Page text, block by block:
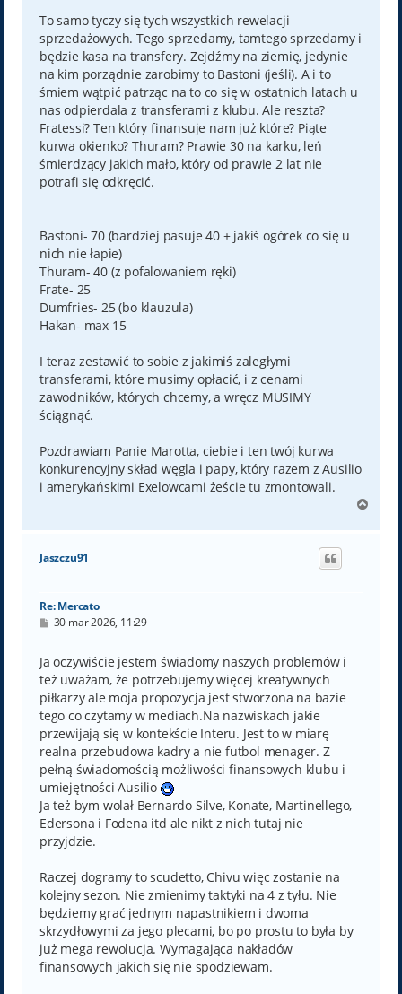
To samo tyczy się tych wszystkich rewelacji
sprzedażowych. Tego sprzedamy, tamtego sprzedamy i
będzie kasa na transfery. Zejdźmy na ziemię, jedynie
na kim porządnie zarobimy to Bastoni (jeśli). A i to
śmiem wątpić patrząc na to co się w ostatnich latach u
nas odpierdala z transferami z klubu. Ale reszta?
Fratessi? Ten który finansuje nam już które? Piąte
kurwa okienko? Thuram? Prawie 30 na karku, leń
śmierdzący jakich mało, który od prawie 2 lat nie
potrafi się odkręcić.
Bastoni- 70 (bardziej pasuje 40 + jakiś ogórek co się u
nich nie łapie)
Thuram- 40 (z pofalowaniem ręki)
Frate- 25
Dumfries- 25 (bo klauzula)
Hakan- max 15
I teraz zestawić to sobie z jakimiś zaległymi
transferami, które musimy opłacić, i z cenami
zawodników, których chcemy, a wręcz MUSIMY
ściągnąć.
Pozdrawiam Panie Marotta, ciebie i ten twój kurwa
konkurencyjny skład węgla i papy, który razem z Ausilio
i amerykańskimi Exelowcami żeście tu zmontowali.
g
Jaszczu91
Re: Mercato
P
t
30 mar 2026, 11:29
Ja oczywiście jestem świadomy naszych problemów i
też uważam, że potrzebujemy więcej kreatywnych
piłkarzy ale moja propozycja jest stworzona na bazie
tego co czytamy w mediach.Na nazwiskach jakie
przewijają się w kontekście Interu. Jest to w miarę
realna przebudowa kadry a nie futbol menager. Z
pełną świadomością możliwości finansowych klubu i
umiejętności Ausilio
Ja też bym wolał Bernardo Silve, Konate, Martinellego,
Edersona i Fodena itd ale nikt z nich tutaj nie
przyjdzie.
Raczej dogramy to scudetto, Chivu więc zostanie na
kolejny sezon. Nie zmienimy taktyki na 4 z tyłu. Nie
będziemy grać jednym napastnikiem i dwoma
skrzydłowymi za jego plecami, bo po prostu to była by
już mega rewolucja. Wymagająca nakładów
finansowych jakich się nie spodziewam.